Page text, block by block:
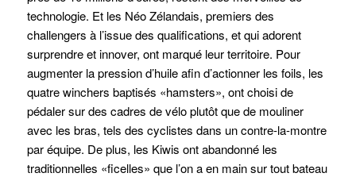
technologie. Et les Néo Zélandais, premiers des
challengers à l’issue des qualifications, et qui adorent
surprendre et innover, ont marqué leur territoire. Pour
augmenter la pression d’huile afin d’actionner les foils, les
quatre winchers baptisés «hamsters», ont choisi de
pédaler sur des cadres de vélo plutôt que de mouliner
avec les bras, tels des cyclistes dans un contre-la-montre
par équipe. De plus, les Kiwis ont abandonné les
traditionnelles «ficelles» que l’on a en main sur tout bateau